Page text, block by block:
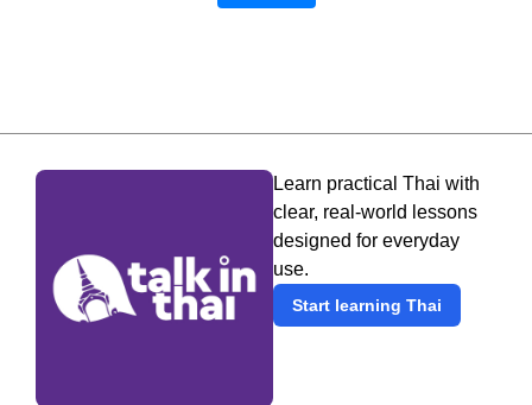
Learn practical Thai with
clear, real-world lessons
designed for everyday
use.
Start learning Thai